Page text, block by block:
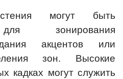
могут быть
зонирования
акцентов или
зон. Высокие
кадках могут служить